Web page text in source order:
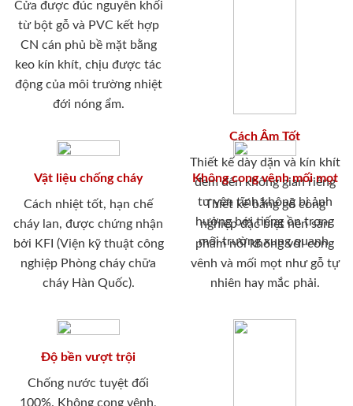
Cửa được đúc nguyên khối
từ bột gỗ và PVC kết hợp
CN cán phủ bề mặt bằng
keo kín khít, chịu được tác
động của môi trường nhiệt
đới nóng ẩm.
Cách Âm Tốt
Thiết kế dày dặn và kín khít
đem đến không gian riêng
tư yên tĩnh không bị ảnh
hưởng bới tiếng ồn trong
môi trường xung quanh.
Vật liệu chống cháy
Cách nhiệt tốt, hạn chế
cháy lan, được chứng nhận
bởi KFI (Viện kỹ thuật công
nghiệp Phòng cháy chữa
cháy Hàn Quốc).
Không cong vênh mối mọt
Thiết kế bằng gỗ công
nghiệp đặc biệt nên sản
phẩm nói không với cong
vênh và mối mọt như gỗ tự
nhiên hay mắc phải.
Độ bền vượt trội
Chống nước tuyệt đối
100%. Không cong vênh,